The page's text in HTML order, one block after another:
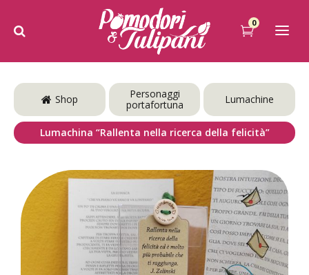
0
Shop
Personaggi
portafortuna
Lumachine
Lumachina “Rallenta nella ricerca della felicità”